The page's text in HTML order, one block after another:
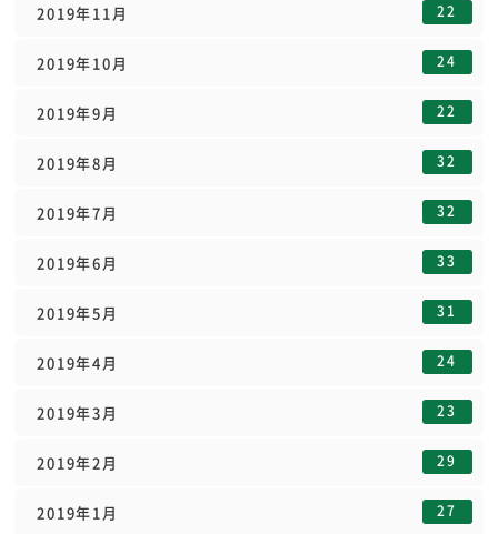
2019年11月 22
2019年10月 24
2019年9月 22
2019年8月 32
2019年7月 32
2019年6月 33
2019年5月 31
2019年4月 24
2019年3月 23
2019年2月 29
2019年1月 27